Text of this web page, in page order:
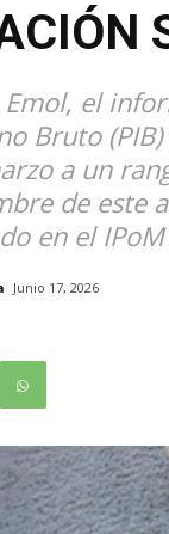
el
Bruto
a un
de este
en el
Junio 17, 2026